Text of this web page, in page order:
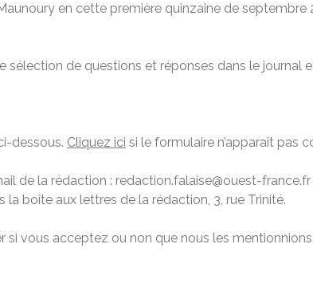
en cette première quinzaine de
sélection de questions et réponses dans le journal
dessous. Cliquez ici si le formulaire n’apparaît pas
de la rédaction : redaction.falaise@ouest-
la boîte aux lettres de la rédaction, 3, rue Trinité.
si vous acceptez ou non que nous les